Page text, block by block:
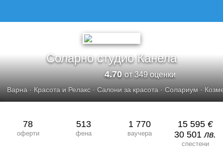
Соларно студио Канела
4.70от 349 оценки
Варна · Красота и Релакс · Салони за красота · Солариум ·
78
оферти
513
фена
1 770
ваучера
15 595 €
30 501лв.
спестени